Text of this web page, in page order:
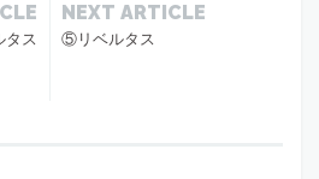
ス
NEXT ARTICLE
⑤リベルタス